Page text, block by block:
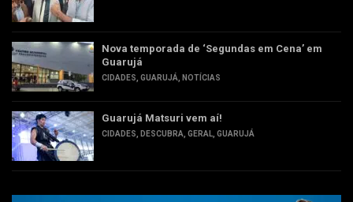
Nova temporada de ‘Segundas em Cena’ em
Guarujá
CIDADES GUARUJÁ NOTÍCIAS
Guarujá Matsuri vem aí!
CIDADES DESCUBRA GERAL GUARUJÁ